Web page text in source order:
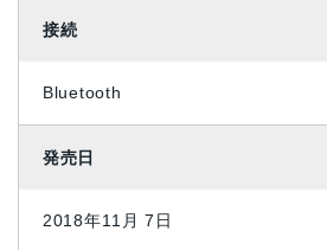
接続
Bluetooth
発売日
2018年11月 7日